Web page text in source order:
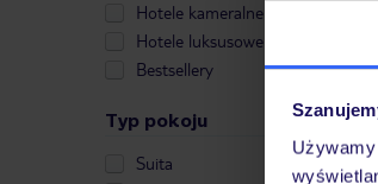
Hotele kameralne
Hotele luksusowe
Bestsellery
Typ pokoju
Suita